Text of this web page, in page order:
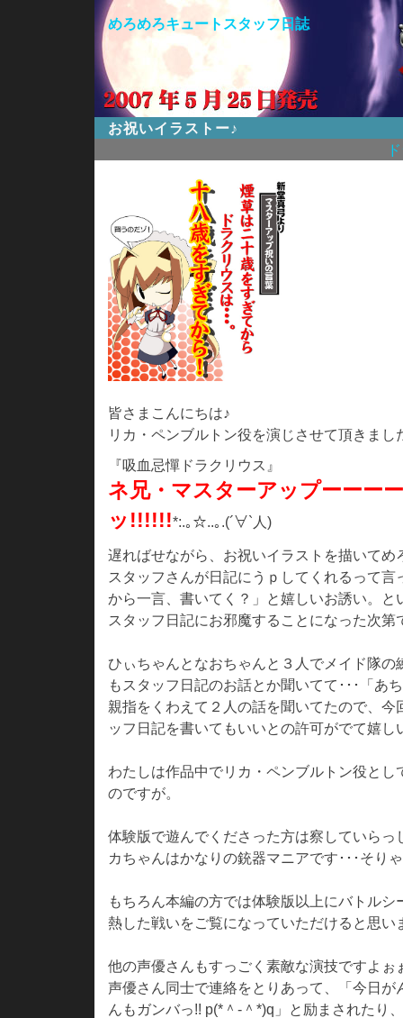
めろめろキュートスタッフ日誌
お祝いイラストー♪
皆さまこんにちは♪
リカ・ペンブルトン役を演じさせて頂きまし
『吸血忌憚ドラクリウス』
ネ兄・マスターアップーーー
ッ!!!!!!*:.｡☆..｡.(´∀`人)
遅ればせながら、お祝いイラストを描いてめ
スタッフさんが日記にうｐしてくれるって言
から一言、書いてく？」と嬉しいお誘い。と
スタッフ日記にお邪魔することになった次第
ひぃちゃんとなおちゃんと３人でメイド隊の
もスタッフ日記のお話とか聞いてて･･･「あ
親指をくわえて２人の話を聞いてたので、今
ッフ日記を書いてもいいとの許可がでて嬉
わたしは作品中でリカ・ペンブルトン役とし
のですが。
体験版で遊んでくださった方は察していらっ
カちゃんはかなりの銃器マニアです･･･そり
もちろん本編の方では体験版以上にバトル
熱した戦いをご覧になっていただけると思い
他の声優さんもすっごく素敵な演技ですよぉ
声優さん同士で連絡をとりあって、「今日が
んもガンバっ!! p(*＾-＾*)q」と励まされたり